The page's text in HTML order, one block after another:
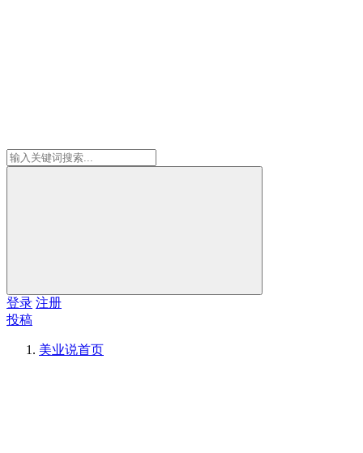
登录 注册
投稿
美业说首页